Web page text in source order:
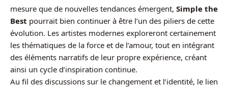
mesure que de nouvelles tendances émergent, Simple the
Best pourrait bien continuer à être l’un des piliers de cette
évolution. Les artistes modernes exploreront certainement
les thématiques de la force et de l’amour, tout en intégrant
des éléments narratifs de leur propre expérience, créant
ainsi un cycle d’inspiration continue.
Au fil des discussions sur le changement et l’identité, le lien